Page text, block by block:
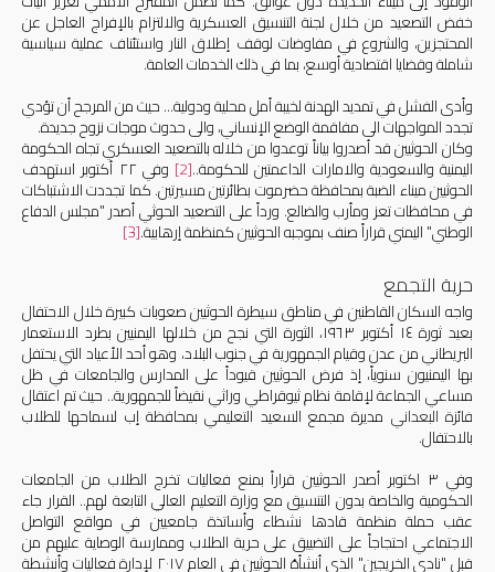
خفض التصعيد من خلال لجنة التنسيق العسكرية والالتزام بالإفراج العاجل عن
المحتجزين، والشروع في مفاوضات لوقف إطلاق النار واستئناف عملية سياسية
شاملة وقضايا اقتصادية أوسع، بما في ذلك الخدمات العامة.
وأدى الفشل في تمديد الهدنة لخيبة أمل محلية ودولية... حيث من المرجح أن تؤدي
تجدد المواجهات الى مفاقمة الوضع الإنساني، والى حدوث موجات نزوح جديدة.
وكان الحوثيين قد أصدروا بياناً توعدوا من خلاله بالتصعيد العسكري تجاه الحكومة
اليمنية والسعودية والامارات الداعمتين للحكومة..[2] وفي ٢٢ أكتوبر استهدف
الحوثيين ميناء الضبة بمحافظة حضرموت بطائرتين مسيرتين. كما تجددت الاشتباكات
في محافظات تعز ومأرب والضالع. ورداً على التصعيد الحوثي أصدر "مجلس الدفاع
الوطني" اليمني قراراً صنف بموجبه الحوثيين كمنظمة إرهابية.[3]
حرية التجمع
واجه السكان القاطنين في مناطق سيطرة الحوثيين صعوبات كبيرة خلال الاحتفال
بعيد ثورة ١٤ أكتوبر ١٩٦٣، الثورة التي نجح من خلالها اليمنيين بطرد الاستعمار
البريطاني من عدن وقيام الجمهورية في جنوب البلاد، وهو أحد الأعياد التي يحتفل
بها اليمنيون سنوياً، إذ فرض الحوثيين قيوداً على المدارس والجامعات في ظل
مساعي الجماعة لإقامة نظام ثيوقراطي وراثي نقيضاً للجمهورية.. حيث تم اعتقال
فائزة البعداني مديرة مجمع السعيد التعليمي بمحافظة إب لسماحها للطلاب
بالاحتفال.
وفي ٣ اكتوبر أصدر الحوثيين قراراً بمنع فعاليات تخرج الطلاب من الجامعات
الحكومية والخاصة بدون التنسيق مع وزارة التعليم العالي التابعة لهم.. القرار جاء
عقب حملة منظمة قادها نشطاء وأساتذة جامعيين في مواقع التواصل
الاجتماعي احتجاجاً على التضييق على حرية الطلاب وممارسة الوصاية عليهم من
قبل "نادي الخريجين" الذي أنشأهُ الحوثيين في العام ٢٠١٧ لإدارة فعاليات وأنشطة